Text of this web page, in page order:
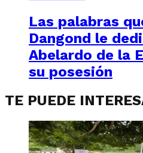
Las palabras
Dangond le
Abelardo de la
su posesión
TE PUEDE